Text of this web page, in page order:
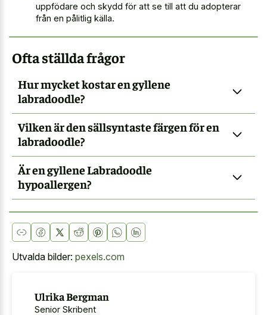
uppfödare och skydd för att se till att du adopterar
från en pålitlig källa.
Ofta ställda frågor
Hur mycket kostar en gyllene
labradoodle?
Vilken är den sällsyntaste färgen för en
labradoodle?
Är en gyllene Labradoodle
hypoallergen?
Utvalda bilder: pexels.com
Ulrika Bergman
Senior Skribent